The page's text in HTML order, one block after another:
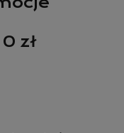
zł